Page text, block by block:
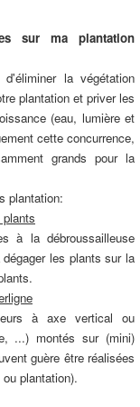
sur ma plantation
la végétation
plantation et priver les
(eau, lumière et
cette concurrence,
grands pour la
plantation:
à la débroussailleuse
les plants sur la
à axe vertical ou
...) montés sur (mini)
guère être réalisées
plantation).